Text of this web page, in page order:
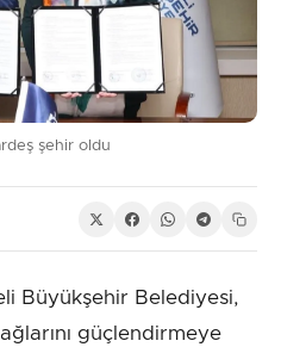
şehir oldu
Büyükşehir Belediyesi,
güçlendirmeye